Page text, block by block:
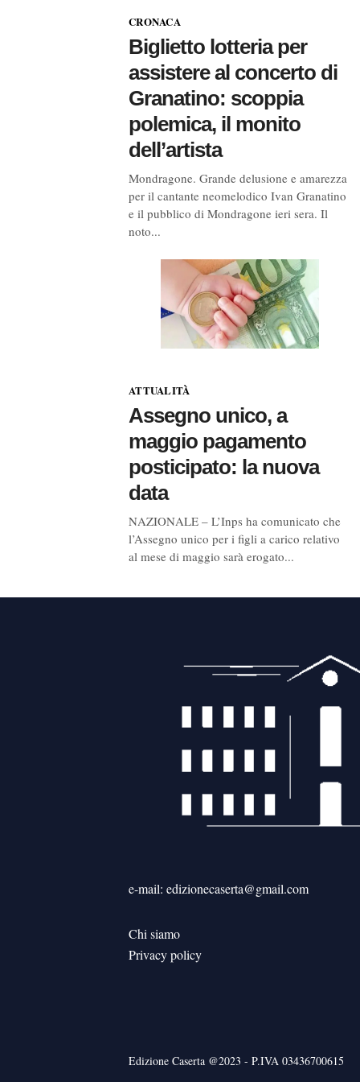
CRONACA
Biglietto lotteria per
assistere al concerto di
Granatino: scoppia
polemica, il monito
dell’artista
Mondragone. Grande delusione e amarezza
per il cantante neomelodico Ivan Granatino
e il pubblico di Mondragone ieri sera. Il
noto...
ATTUALITÀ
Assegno unico, a
maggio pagamento
posticipato: la nuova
data
NAZIONALE – L’Inps ha comunicato che
l’Assegno unico per i figli a carico relativo
al mese di maggio sarà erogato...
e-mail: edizionecaserta@gmail.com
Chi siamo
Privacy policy
Edizione Caserta @2023 - P.IVA 03436700615